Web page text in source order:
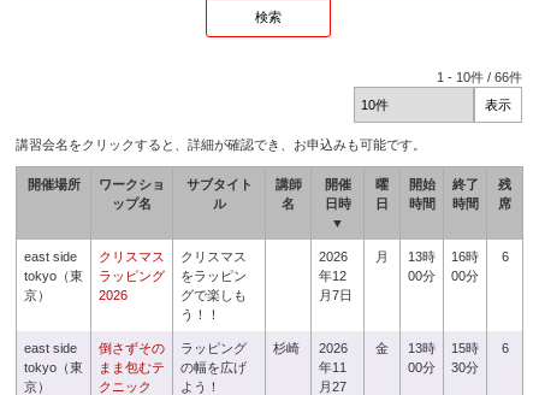
1 - 10件 /66件
講習会名をクリックすると、詳細が確認でき、お申込みも可能です。
開催場所
ワークショ
ップ名
サブタイト
ル
講師
名
開催
日時
▼
曜
日
開始
時間
終了
時間
残
席
east side
tokyo（東
京）
クリスマス
ラッピング
2026
クリスマス
をラッピン
グで楽しも
う！！
2026
年12
月7日
月
13時
00分
16時
00分
6
east side
tokyo（東
京）
倒さずその
まま包むテ
クニック
ラッピング
の幅を広げ
よう！
杉崎
2026
年11
月27
金
13時
00分
15時
30分
6